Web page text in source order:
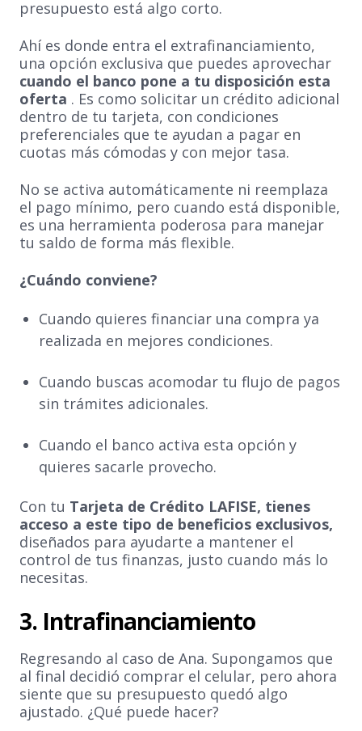
presupuesto está algo corto.
Ahí es donde entra el extrafinanciamiento,
una opción exclusiva que puedes aprovechar
cuando el banco pone a tu disposición esta
oferta . Es como solicitar un crédito adicional
dentro de tu tarjeta, con condiciones
preferenciales que te ayudan a pagar en
cuotas más cómodas y con mejor tasa.
No se activa automáticamente ni reemplaza
el pago mínimo, pero cuando está disponible,
es una herramienta poderosa para manejar
tu saldo de forma más flexible.
¿Cuándo conviene?
Cuando quieres financiar una compra ya
realizada en mejores condiciones.
Cuando buscas acomodar tu flujo de pagos
sin trámites adicionales.
Cuando el banco activa esta opción y
quieres sacarle provecho.
Con tu Tarjeta de Crédito LAFISE, tienes
acceso a este tipo de beneficios exclusivos,
diseñados para ayudarte a mantener el
control de tus finanzas, justo cuando más lo
necesitas.
3. Intrafinanciamiento
Regresando al caso de Ana. Supongamos que
al final decidió comprar el celular, pero ahora
siente que su presupuesto quedó algo
ajustado. ¿Qué puede hacer?